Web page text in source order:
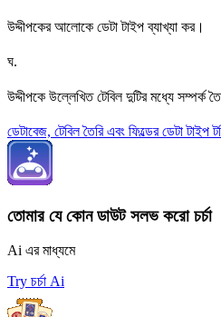
উদ্দীপকের আলোকে ডেটা টাইপ ব্যাখ্যা কর।
ঘ.
উদ্দীপকে উল্লেখিত টেবিল দুটির মধ্যে সম্পর্ক
ডেটাবেজ, টেবিল তৈরি এবং ফিল্ডের ডেটা টাইপ
তোমার যে কোন ডাউট সলভ করো চর্চা
Ai এর মাধ্যমে
Try চর্চা Ai